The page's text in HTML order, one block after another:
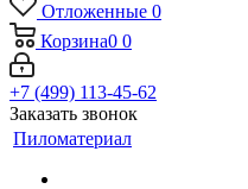
Отложенные 0
Корзина0 0
+7 (499) 113-45-62
Заказать звонок
Пиломатериал